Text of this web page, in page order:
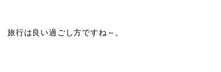
旅行は良い過ごし方ですね～。